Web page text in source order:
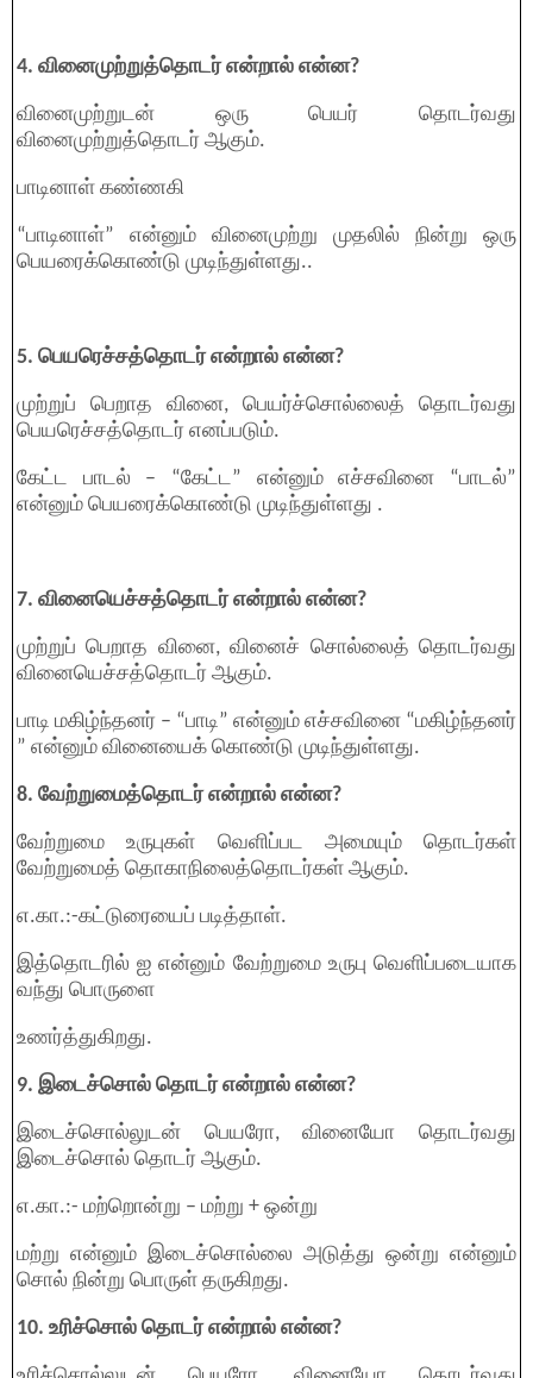
4. வினைமுற்றுத்தொடர் என்றால் என்ன?
வினைமுற்றுடன் ஒரு பெயர் தொடர்வது
வினைமுற்றுத்தொடர் ஆகும்.
பாடினாள் கண்ணகி
“பாடினாள்” என்னும் வினைமுற்று முதலில் நின்று ஒரு
பெயரைக்கொண்டு முடிந்துள்ளது..
5. பெயரெச்சத்தொடர் என்றால் என்ன?
முற்றுப் பெறாத வினை, பெயர்ச்சொல்லைத் தொடர்வது
பெயரெச்சத்தொடர் எனப்படும்.
கேட்ட பாடல் – “கேட்ட” என்னும் எச்சவினை “பாடல்”
என்னும் பெயரைக்கொண்டு முடிந்துள்ளது .
7. வினையெச்சத்தொடர் என்றால் என்ன?
முற்றுப் பெறாத வினை, வினைச் சொல்லைத் தொடர்வது
வினையெச்சத்தொடர் ஆகும்.
பாடி மகிழ்ந்தனர் – “பாடி” என்னும் எச்சவினை “மகிழ்ந்தனர்
” என்னும் வினையைக் கொண்டு முடிந்துள்ளது.
8. வேற்றுமைத்தொடர் என்றால் என்ன?
வேற்றுமை உருபுகள் வெளிப்பட அமையும் தொடர்கள்
வேற்றுமைத் தொகாநிலைத்தொடர்கள் ஆகும்.
எ.கா.:-கட்டுரையைப் படித்தாள்.
இத்தொடரில் ஐ என்னும் வேற்றுமை உருபு வெளிப்படையாக
வந்து பொருளை
உணர்த்துகிறது.
9. இடைச்சொல் தொடர் என்றால் என்ன?
இடைச்சொல்லுடன் பெயரோ, வினையோ தொடர்வது
இடைச்சொல் தொடர் ஆகும்.
எ.கா.:- மற்றொன்று – மற்று + ஒன்று
மற்று என்னும் இடைச்சொல்லை அடுத்து ஒன்று என்னும்
சொல் நின்று பொருள் தருகிறது.
10. உரிச்சொல் தொடர் என்றால் என்ன?